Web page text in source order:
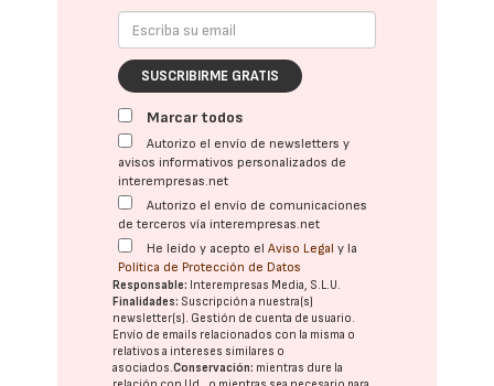
SUSCRIBIRME GRATIS
Marcar todos
Autorizo el envío de newsletters y
avisos informativos personalizados de
interempresas.net
Autorizo el envío de comunicaciones
de terceros vía interempresas.net
He leído y acepto elAviso Legal y la
Política de Protección de Datos
Responsable: Interempresas Media, S.L.U.
Finalidades: Suscripción a nuestra(s)
newsletter(s). Gestión de cuenta de usuario.
Envío de emails relacionados con la misma o
relativos a intereses similares o
asociados.Conservación: mientras dure la